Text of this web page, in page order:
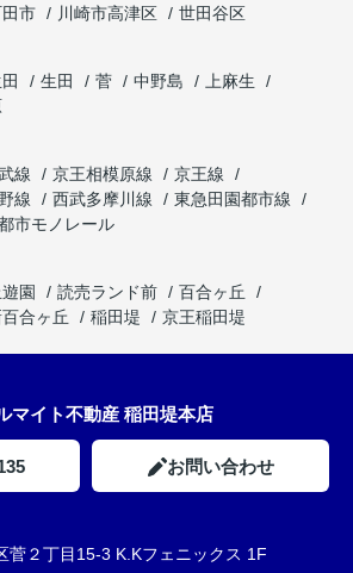
市 川崎市高津区
世田谷区
生田 菅 中野島
上麻生
線 京王相模原線
京王線
線 西武多摩川線
東急田園都市線
市モノレール
園 読売ランド前
百合ヶ丘
百合ヶ丘 稲田堤 京王稲田堤
マイト不動産 稲田堤本店
お問い合わせ
菅２丁目15-3 K.Kフェニックス 1F